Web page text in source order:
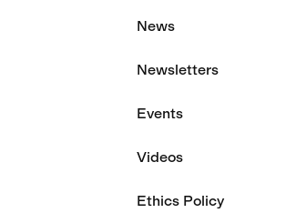
News
Newsletters
Events
Videos
Ethics Policy